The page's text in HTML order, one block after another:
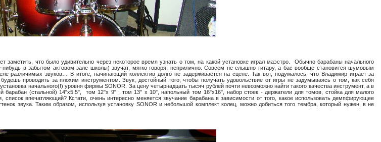
заметить, что было удивительно через некоторое время узнать о том, на какой установке играл маэстро. Обычно барабаны начального
в забытом актовом зале школы) звучат, мягко говоря, неприлично. Совсем не слышно гитару, а бас вообще становится шумовым
различимых звуков… В итоге, начинающий коллектив долго не задерживается на сцене. Так вот, подумалось, что Владимир играет за
проводить за плохим инструментом. Звук, достойный того, чтобы получать удовольствие от игры не задумываясь о том, как себя
начального(!) уровня фирмы SONOR. За цену четырнадцать тысяч рублей почти невозможно найти такого качества инструмент, а в
барабан (стальной) 14"x5.5", том 12"x 9" , том 13" x 10", напольный том 16"x16", набор стоек - держатели для томов, стойка для малого
список впечатляющий? Кстати, очень интересно меняется звучание барабана в зависимости от того, какое использовать демпфирующее
звука. Таким образом, используя установку SONOR и небольшой комплект колец, можно добиться того тембра, который нужен, в не